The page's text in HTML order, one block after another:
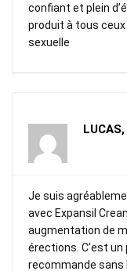
confiant et plein
produit à tous
sexuelle
Je suis
avec Expansil
augmentation de
érections. C’est
recommande